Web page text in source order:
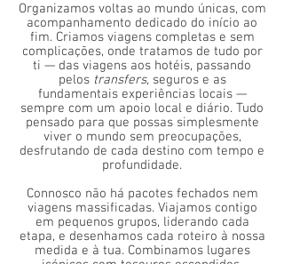
Organizamos voltas ao mundo únicas, com
acompanhamento dedicado do início ao
fim. Criamos viagens completas e sem
complicações, onde tratamos de tudo por
ti — das viagens aos hotéis, passando
pelos transfers, seguros e as
fundamentais experiências locais —
sempre com um apoio local e diário. Tudo
pensado para que possas simplesmente
viver o mundo sem preocupações,
desfrutando de cada destino com tempo e
profundidade.
Connosco não há pacotes fechados nem
viagens massificadas. Viajamos contigo
em pequenos grupos, liderando cada
etapa, e desenhamos cada roteiro à nossa
medida e à tua. Combinamos lugares